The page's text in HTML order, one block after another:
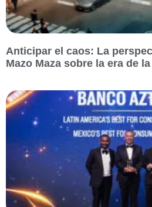
Anticipar el caos: La
Mazo Maza sobre la era de